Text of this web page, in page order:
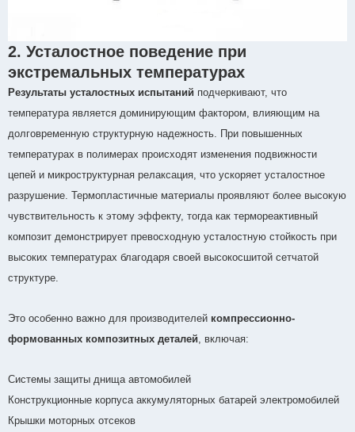
2. Усталостное поведение при
экстремальных температурах
Результаты усталостных испытаний подчеркивают, что
температура является доминирующим фактором, влияющим на
долговременную структурную надежность. При повышенных
температурах в полимерах происходят изменения подвижности
цепей и микроструктурная релаксация, что ускоряет усталостное
разрушение. Термопластичные материалы проявляют более высокую
чувствительность к этому эффекту, тогда как термореактивный
композит демонстрирует превосходную усталостную стойкость при
высоких температурах благодаря своей высокосшитой сетчатой
структуре.
Это особенно важно для производителей компрессионно-
формованных композитных деталей, включая:
Системы защиты днища автомобилей
Конструкционные корпуса аккумуляторных батарей электромобилей
Крышки моторных отсеков